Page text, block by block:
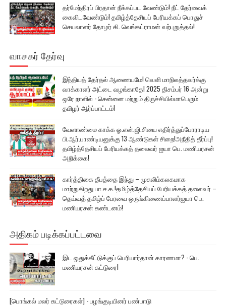
தர்மேந்திரப் பிரதான் நீக்கப்பட வேண்டும்! நீட் தேர்வைக்
கைவிடவேண்டும்! தமிழ்த்தேசியப் பேரியக்கப் பொதுச்
செயலாளர் தோழர் கி. வெங்கட்ராமன் வற்புறுத்தல்!
வாசகர் தேர்வு
இந்தியத் தேர்தல் ஆணையமே! வெளி மாநிலத்தவர்க்கு
வாக்காளர் அட்டை வழங்காதே! 2025 திசம்பர் 16 அன்று
ஒரே நாளில் - சென்னை மற்றும் திருச்சியில்மாபெரும்
தமிழர் ஆர்ப்பாட்டம்!
வேளாண்மை காக்க ஓ.என்.ஜி.சியை எதிர்த்துப்போராடிய
பி.ஆர்.பாண்டியனுக்கு 13 ஆண்டுகள் சிறை!அநீதித் தீர்ப்பு!
தமிழ்த்தேசியப் பேரியக்கத் தலைவர் ஐயா பெ. மணியரசன்
அறிக்கை!
கார்த்திகை தீபத்தை இந்து – முசுலிம்கலகமாக
மாற்றுகிறது பா.ச.க.!தமிழ்த்தேசியப் பேரியக்கத் தலைவர் –
தெய்வத் தமிழ்ப் பேரவை ஒருங்கிணைப்பாளர்ஐயா பெ.
மணியரசன் கண்டனம்!
அதிகம் படிக்கப்பட்டவை
இட ஒதுக்கீட்டுக்குப் பெரியார்தான் காரணமா? - பெ.
மணியரசன் கட்டுரை!
[பொங்கல் மலர் கட்டுரைகள்] - பழங்குடியினர் பண்பாடு